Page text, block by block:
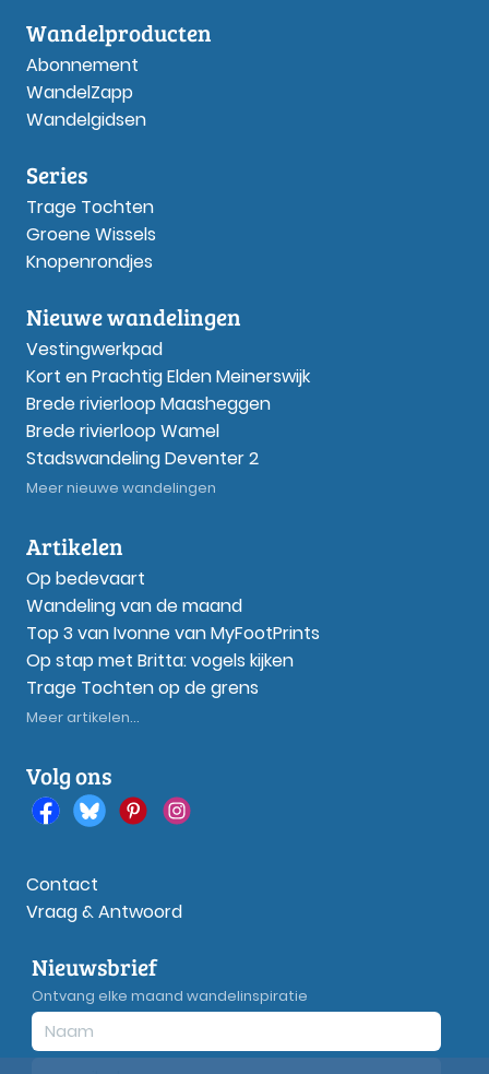
Wandelproducten
Abonnement
WandelZapp
Wandelgidsen
Series
Trage Tochten
Groene Wissels
Knopenrondjes
Nieuwe wandelingen
Vestingwerkpad
Kort en Prachtig Elden Meinerswijk
Brede rivierloop Maasheggen
Brede rivierloop Wamel
Stadswandeling Deventer 2
Meer nieuwe wandelingen
Artikelen
Op bedevaart
Wandeling van de maand
Top 3 van Ivonne van MyFootPrints
Op stap met Britta: vogels kijken
Trage Tochten op de grens
Meer artikelen...
Volg ons
Contact
Vraag & Antwoord
Nieuwsbrief
Ontvang elke maand wandelinspiratie